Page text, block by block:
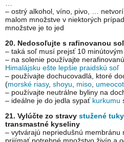
– ostrý alkohol, víno, pivo, …
malom množstve v niektorých
množstve je to jed
20. Nedosoľujte s rafinovanou
– taká soľ musí prejsť 10
– na solenie používajte
Himalájsku ešte lepšie praidskú soľ
– používajte dochucovadlá, ktoré
(morské riasy, shoyu miso umeocot
– používajte neutrálne byliny na
– ideálne je do jedla sypať kurkumu
21. Vylúčte zo stravy stužené tuky
transmastné kyseliny
– vytvárajú nepriedušnú membránu